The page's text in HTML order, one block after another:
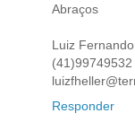
Abraços
Luiz
(41)99749532
Responder